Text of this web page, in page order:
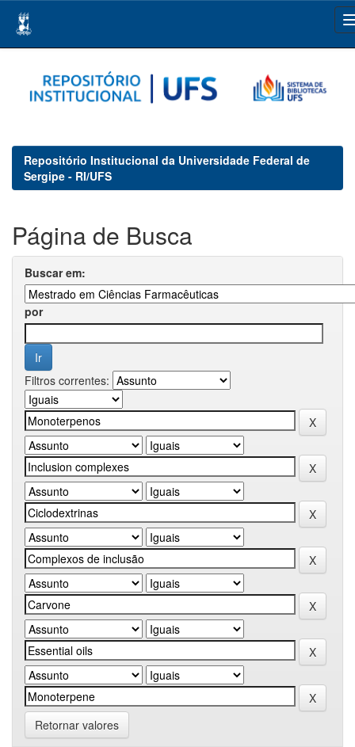
navigation
Repositório Institucional da Universidade Federal de
Sergipe - RI/UFS
Página de Busca
Buscar em:
por
Filtros correntes:
Retornar valores